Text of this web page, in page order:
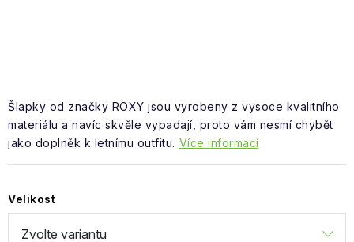
Šlapky od značky ROXY jsou vyrobeny z vysoce kvalitního
materiálu a navíc skvěle vypadají, proto vám nesmí chybět
jako doplněk k letnímu outfitu. Více informací
Velikost